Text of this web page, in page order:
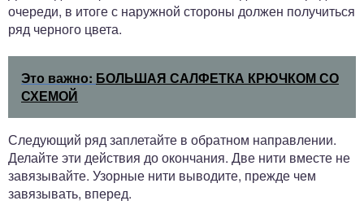
очереди, в итоге с наружной стороны должен получиться
ряд черного цвета.
Это важно: БОЛЬШАЯ САЛФЕТКА КРЮЧКОМ СО
СХЕМОЙ
Следующий ряд заплетайте в обратном направлении.
Делайте эти действия до окончания. Две нити вместе не
завязывайте. Узорные нити выводите, прежде чем
завязывать, вперед.